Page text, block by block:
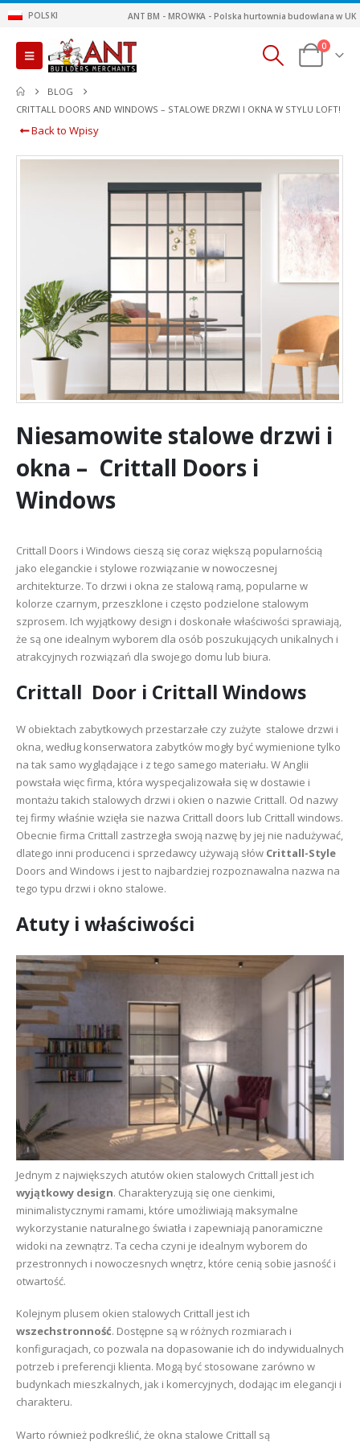
POLSKI ANT BM - MROWKA - Polska hurtownia budowlana w UK
0
BLOG
CRITTALL DOORS AND WINDOWS – STALOWE DRZWI I OKNA W STYLU LOFT!
Back to Wpisy
Niesamowite stalowe drzwi i
okna – Crittall Doors i
Windows
Crittall Doors i Windows cieszą się coraz większą popularnością
jako eleganckie i stylowe rozwiązanie w nowoczesnej
architekturze. To drzwi i okna ze stalową ramą, popularne w
kolorze czarnym, przeszklone i często podzielone stalowym
szprosem. Ich wyjątkowy design i doskonałe właściwości sprawiają,
że są one idealnym wyborem dla osób poszukujących unikalnych i
atrakcyjnych rozwiązań dla swojego domu lub biura.
Crittall Door i Crittall Windows
W obiektach zabytkowych przestarzałe czy zużyte stalowe drzwi i
okna, według konserwatora zabytków mogły być wymienione tylko
na tak samo wyglądające i z tego samego materiału. W Anglii
powstała więc firma, która wyspecjalizowała się w dostawie i
montażu takich stalowych drzwi i okien o nazwie Crittall. Od nazwy
tej firmy właśnie wzięła sie nazwa Crittall doors lub Crittall windows.
Obecnie firma Crittall zastrzegła swoją nazwę by jej nie nadużywać,
dlatego inni producenci i sprzedawcy używają słów Crittall-Style
Doors and Windows i jest to najbardziej rozpoznawalna nazwa na
tego typu drzwi i okno stalowe.
Atuty i właściwości
Jednym z największych atutów okien stalowych Crittall jest ich
wyjątkowy design. Charakteryzują się one cienkimi,
minimalistycznymi ramami, które umożliwiają maksymalne
wykorzystanie naturalnego światła i zapewniają panoramiczne
widoki na zewnątrz. Ta cecha czyni je idealnym wyborem do
przestronnych i nowoczesnych wnętrz, które cenią sobie jasność i
otwartość.
Kolejnym plusem okien stalowych Crittall jest ich
wszechstronność. Dostępne są w różnych rozmiarach i
konfiguracjach, co pozwala na dopasowanie ich do indywidualnych
potrzeb i preferencji klienta. Mogą być stosowane zarówno w
budynkach mieszkalnych, jak i komercyjnych, dodając im elegancji i
charakteru.
Warto również podkreślić, że okna stalowe Crittall są